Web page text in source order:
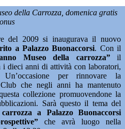
della Carrozza, domenica gratis
del 2009 si inaugurava il nuovo
a Palazzo Buonaccorsi. Con il
Museo della carrozza”il
i dieci anni di attività con laboratori,
per rinnovare la
che negli anni ha mantenuto
collezione promuovendone la
Sarà questo il tema del
a Palazzo Buonaccorsi
che avrà luogo nella